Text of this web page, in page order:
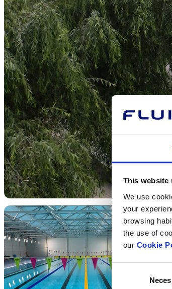
This website
We use
your
browsing
the use of
our Cookie
Consent